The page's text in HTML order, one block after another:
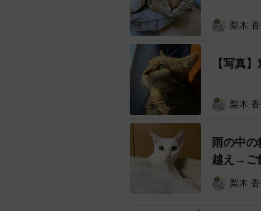
保護当時、生後
ぴーちゃんとの出会いは
「当時、生後推定2カ月
ロでうずくまっているぴ
ているのを見て、保護し
急いで動物病院へ連れ
梨木
【写真
梨木
雨の中の
越え→ご
梨木